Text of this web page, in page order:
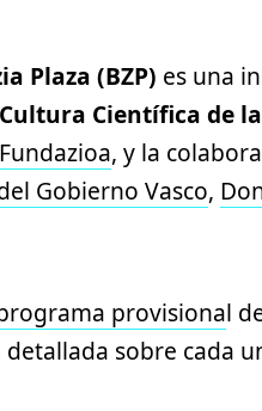
Plaza (BZP) es una
Científica de la
, y la
Gobierno Vasco,
provisional
sobre cada